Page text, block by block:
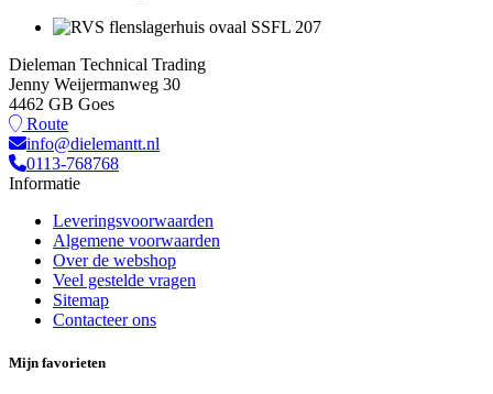
Dieleman Technical Trading
Jenny Weijermanweg 30
4462 GB Goes
Route
info@dielemantt.nl
0113-768768
Informatie
Leveringsvoorwaarden
Algemene voorwaarden
Over de webshop
Veel gestelde vragen
Sitemap
Contacteer ons
Mijn favorieten